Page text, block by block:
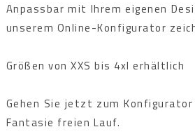
Anpassbar mit Ihrem eigenen
unserem Online-Konfigurator
Größen von XXS bis 4xl erhältlich
Gehen Sie jetzt zum
Fantasie freien Lauf.